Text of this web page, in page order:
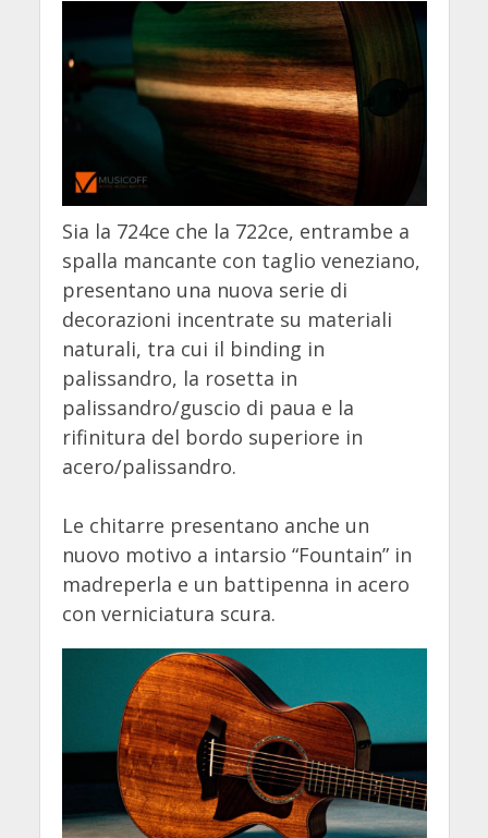
Sia la 724ce che la 722ce, entrambe a
spalla mancante con taglio veneziano,
presentano una nuova serie di
decorazioni incentrate su materiali
naturali, tra cui il binding in
palissandro, la rosetta in
palissandro/guscio di paua e la
rifinitura del bordo superiore in
acero/palissandro.
Le chitarre presentano anche un
nuovo motivo a intarsio “Fountain” in
madreperla e un battipenna in acero
con verniciatura scura.